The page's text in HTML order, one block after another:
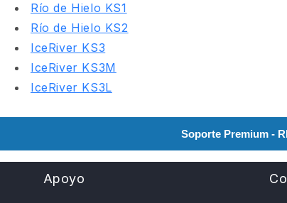
Río de Hielo KS1
Río de Hielo KS2
IceRiver KS3
IceRiver KS3M
IceRiver KS3L
Soporte Premium -
Apoyo